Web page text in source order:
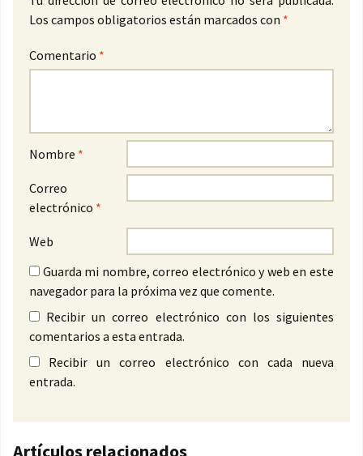
Los campos obligatorios están marcados con *
Comentario *
Nombre *
Correo
electrónico *
Web
Guarda mi nombre, correo electrónico y web en este
navegador para la próxima vez que comente.
Recibir un correo electrónico con los siguientes
comentarios a esta entrada.
Recibir un correo electrónico con cada nueva
entrada.
Artículos relacionados